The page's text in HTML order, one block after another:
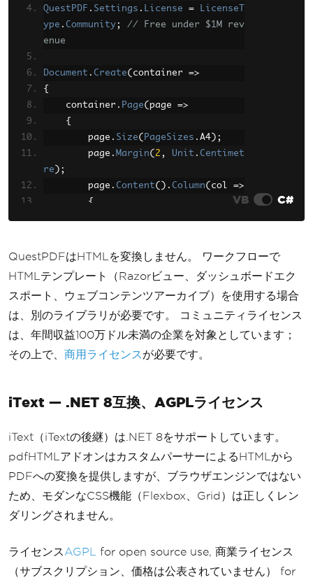
QuestPDF . Settings . License =
LicenseT
ype . Community;
// Free under $1M rev
enue
Document . Create( container =>
{
    container
. Page( page =>
{
        page
. Size( PageSizes . A4 );
        page
. Margin( 2 , Unit . Centimet
re );
        page
. Content(). Column( col =>
{
            col
.Item (). Table table
{
                table
.ColumnsDefinit
ion(c => { c.RelativeColumn( 2); c.Re
lativeColumn ( 1); c. RelativeColumn
                table
. Header (
(). Text
"M
();
alue"). Bold();
                    h
. Cell().Text ("C
hange" ).Bold();
});
evenue" ); table
                table
.Cell ().Text("U
sers"); table. Cell().Text( "45,230" );
VB C#
QuestPDFはHTMLを変換しません。 ワークフローで
HTMLテンプレート（Razorビュー、ダッシュボードエク
スポート、ウェブコンテンツアーカイブ）を使用する場合
は、別のライブラリが必要です。 コミュニティライセンス
は、年間収益100万ドル未満の企業を対象としています；
その上で、 商用ライセンスが必要です。
iText — .NET 8互換、AGPLライセンス
iText（iTextの後継）は.NET 8をサポートしています。
pdfHTMLアドオンはカスタムパーサーによるHTMLから
PDFへの変換を提供しますが、ブラウザエンジンではない
ため、モダンなCSS機能（Flexbox、Grid）は正しくレン
ダリングされません。
ライセンスAGPL
for open source use, 商業ライセンス
（サブスクリプション、価格は公表されていません） for